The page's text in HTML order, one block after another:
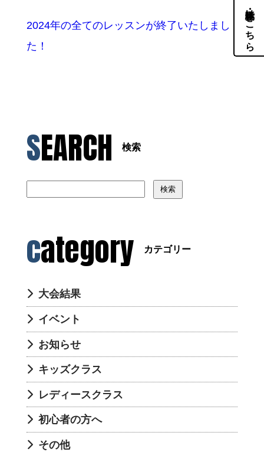
2024年の全てのレッスンが終了いたしまし
た！
SEARCH 検索
検索
category カテゴリー
大会結果
イベント
お知らせ
キッズクラス
レディースクラス
初心者の方へ
その他
体験・見学はこちら